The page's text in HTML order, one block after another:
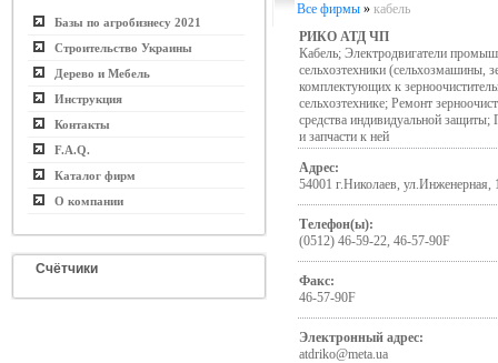
Базы по агробизнесу 2021
Строительство Украины
Дерево и Мебель
Инструкция
Контакты
F.A.Q.
Каталог фирм
О компании
Счётчики
Все фирмы » кабель
РИКО АТД ЧП
Кабель; Электродвигатели
сельхозтехники (сельхозмашины,
комплектующих к
сельхозтехнике; Ремонт
средства индивидуальной
и запчасти к ней
Адрес:
54001 г.Николаев, ул.Инженерная,
Телефон(ы):
(0512) 46-59-22, 46-57-90F
Факс:
46-57-90F
Электронный адрес:
atdriko@meta.ua